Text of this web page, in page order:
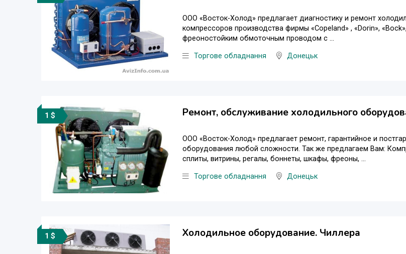
ООО «Восток-Холод» предлагает диагностику и ремонт
компрессоров производства фирмы «Copeland» , «Dorin»,
фреоностойким обмоточным проводом с ...
Торгове обладнання Донецьк
1 $ Ремонт, обслуживание холодильного
ООО «Восток-Холод» предлагает ремонт, гарантийное и
оборудования любой сложности. Так же предлагаем Вам:
сплиты, витрины, регалы, боннеты, шкафы, фреоны, ...
Торгове обладнання Донецьк
1 $ Холодильное оборудование. Чиллера